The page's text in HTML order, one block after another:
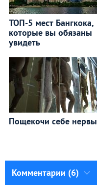
ТОП-5 мест Бангкока,
которые вы обязаны
увидеть
Пощекочи себе нервы
Комментарии (6)